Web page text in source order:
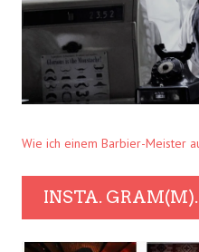
Wie ich einem Barbier-Meister
INSTA.